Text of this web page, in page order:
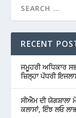
RECENT
ਜਮੂਹਰੀ ਅਧਿਕਾਰ
ਜ਼ਿਲ੍ਹਾ ਪੱਧਰੀ
ਸੀਐਮ ਦੀ ਯੋਗਸ਼ਾਲਾ
ਕਲਾਸਾਂ, ਇੰਝ ਲਓ